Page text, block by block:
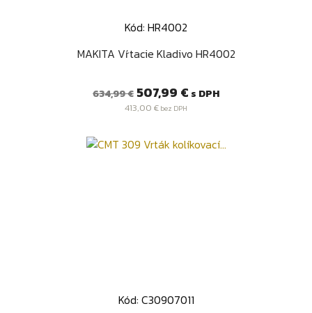
Kód: HR4002
MAKITA Vŕtacie Kladivo HR4002
Bežná
634,99 € Cena
507,99 € s DPH
413,00 € bez DPH
Kód: C30907011